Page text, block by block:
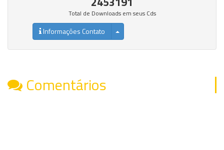
Total de Downloads em seus Cds
Informações Contato
Comentários